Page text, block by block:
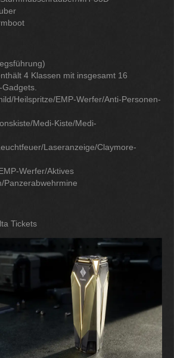
4 Klassen mit insgesamt 16
Heilspritze/EMP-Werfer/Anti-Personen-
Medi-Kiste/Medi-
Laseranzeige/Claymore-
Werfer/Aktives
Panzerabwehrmine
Tickets